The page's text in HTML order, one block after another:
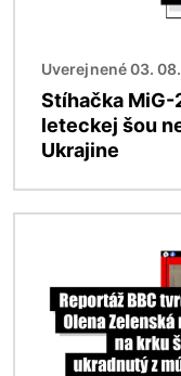
Uverejnené 03.
Stíhačka MiG-
leteckej šou
Ukrajine